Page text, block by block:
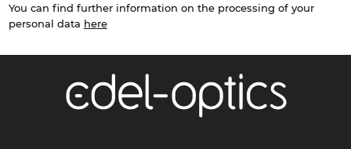
You can find further information on the processing of your
personal data here